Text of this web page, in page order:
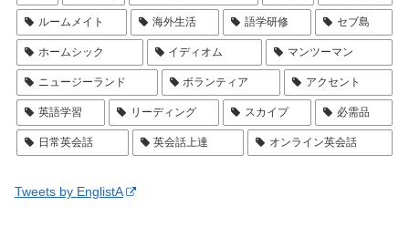
ルームメイト 海外生活 語学研修 セブ島
ホームシック イディオム マンツーマン
ニュージーランド ボランティア アクセント
英語学習 リーディング スカイプ 必需品
日常英会話 英会話上達 オンライン英会話
Tweets by EnglistA